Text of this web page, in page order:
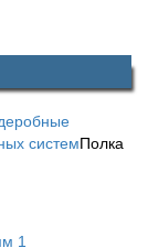
системПолка